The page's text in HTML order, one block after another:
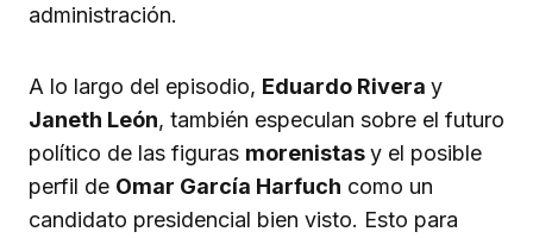
administración.
A lo largo del episodio, Eduardo Rivera y
Janeth León, también especulan sobre el futuro
político de las figuras morenistasy el posible
perfil de Omar García Harfuch como un
candidato presidencial bien visto. Esto para